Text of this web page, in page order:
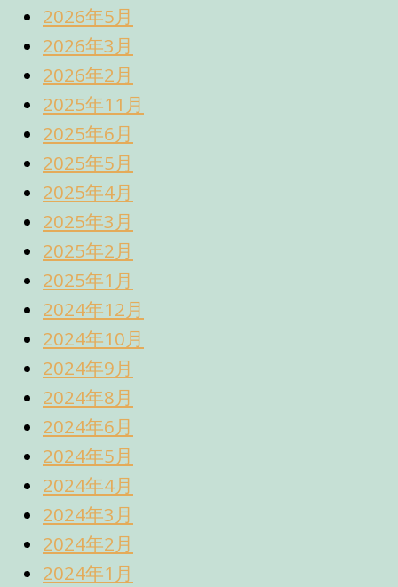
2026年5月
2026年3月
2026年2月
2025年11月
2025年6月
2025年5月
2025年4月
2025年3月
2025年2月
2025年1月
2024年12月
2024年10月
2024年9月
2024年8月
2024年6月
2024年5月
2024年4月
2024年3月
2024年2月
2024年1月